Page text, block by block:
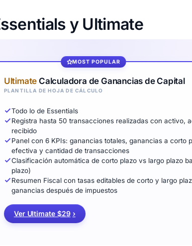
y Ultimate
MOST POPULAR
Ultimate Calculadora de Ganancias de Capital
PLANTILLA DE HOJA DE CÁLCULO
Todo lo de Essentials
Registra hasta 50 transacciones realizadas con
recibido
Panel con 6 KPIs: ganancias totales, ganancias a corto
efectiva y cantidad de transacciones
Clasificación automática de corto plazo vs largo plazo
plazo)
Resumen Fiscal con tasas editables de corto y largo
ganancias después de impuestos
Ver Ultimate $29 ›